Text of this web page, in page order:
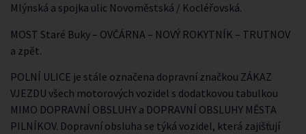
Mlýnská a spojka ulic Novoměstská / Kocléřovská.
MOST Staré Buky – OVČÁRNA – NOVÝ ROKYTNÍK – TRUTNOV
a zpět.
POLNÍ ULICE je stále označena dopravní značkou ZÁKAZ
VJEZDU všech motorových vozidel s dodatkovou tabulkou
MIMO DOPRAVNÍ OBSLUHY a DOPRAVNÍ OBSLUHY MĚSTA
PILNÍKOV. Dopravní obsluha se týká vozidel, která zajišťují